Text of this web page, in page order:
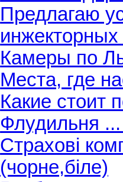
Предлагаю
инжекторных
Камеры по
Места, где
Какие стоит
Флудильня
Страхові
(чорне,біле)